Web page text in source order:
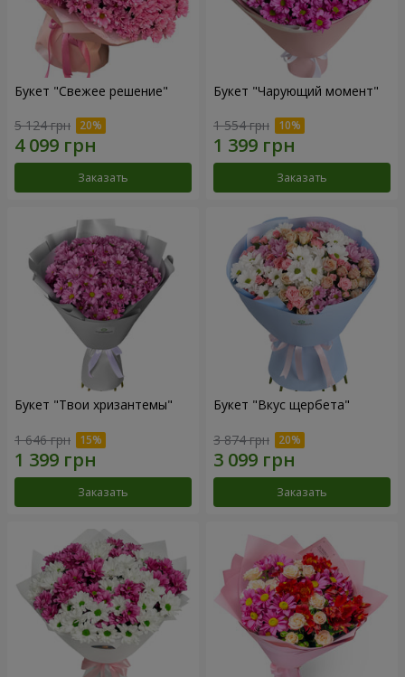
Букет "Свежее решение"
5 124 грн
Заказать
Букет "Чарующий момент"
1 554 грн
Заказать
Букет "Твои хризантемы"
1 646 грн
Заказать
Букет "Вкус щербета"
3 874 грн
Заказать